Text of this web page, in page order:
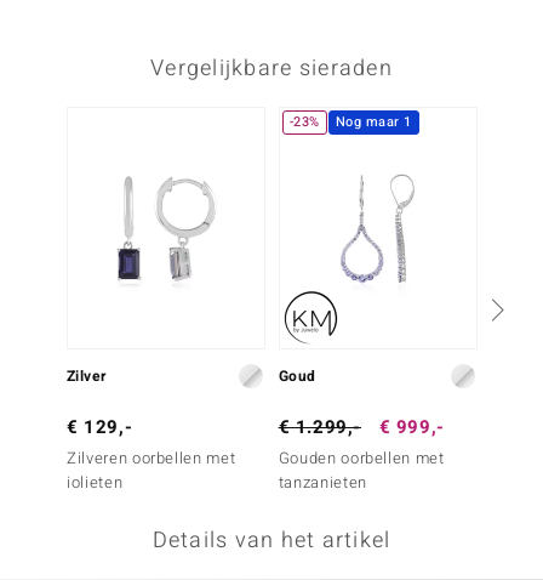
Collection
Vergelijkbare sieraden
Zilver
€ 129,-
Zilveren oorbellen met
iolieten
-23% Nog maar 1
Goud
€ 1.299,- € 999,-
Gouden oorbellen met
tanzanieten
Details van het artikel